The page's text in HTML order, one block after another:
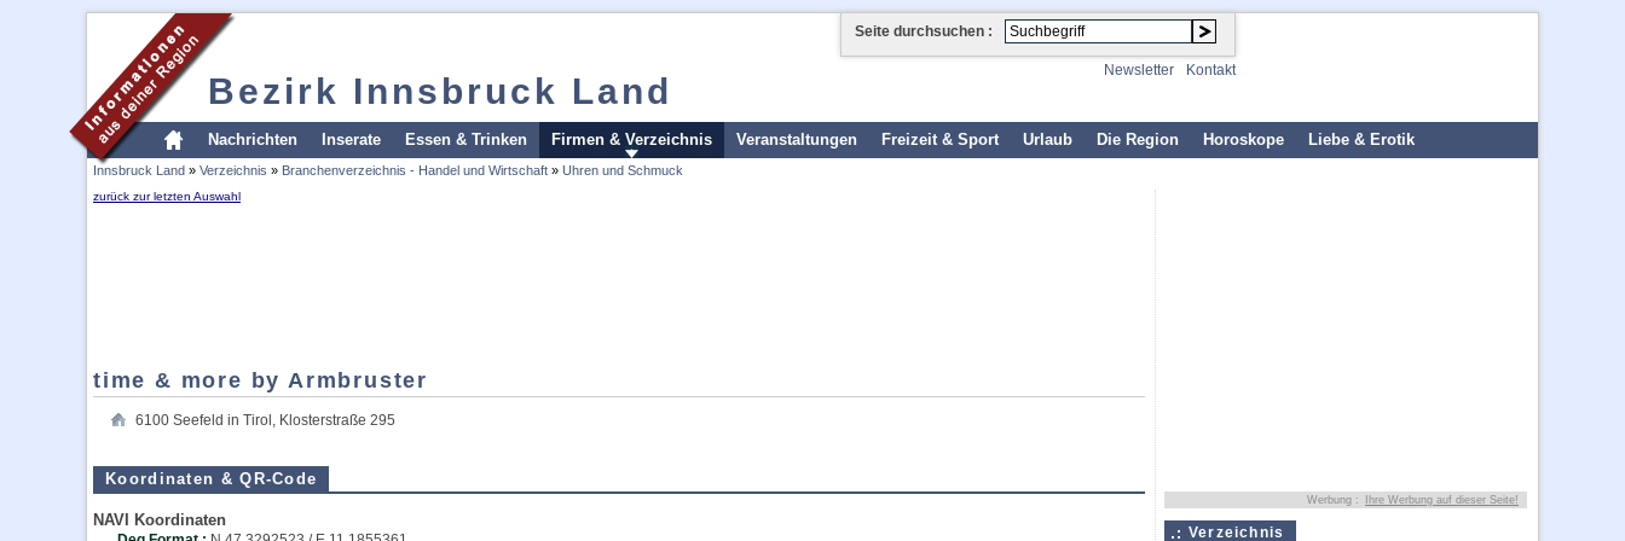
Bezirk Innsbruck Land
Seite durchsuchen :
Newsletter Kontakt
Nachrichten Inserate Essen & Trinken Firmen & Verzeichnis Veranstaltungen Freizeit & Sport Urlaub Die Region Horoskope Liebe & Erotik
Innsbruck Land » Verzeichnis » Branchenverzeichnis - Handel und Wirtschaft » Uhren und Schmuck
zurück zur letzten Auswahl
time & more by Armbruster
6100 Seefeld in Tirol , Klosterstraße 295
Koordinaten & QR-Code
NAVI Koordinaten
Werbung : Ihre Werbung auf dieser Seite!
Verzeichnis